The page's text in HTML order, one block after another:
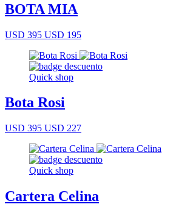
BOTA MIA
USD 395 USD 195
Quick shop
Bota Rosi
USD 395 USD 227
Quick shop
Cartera Celina